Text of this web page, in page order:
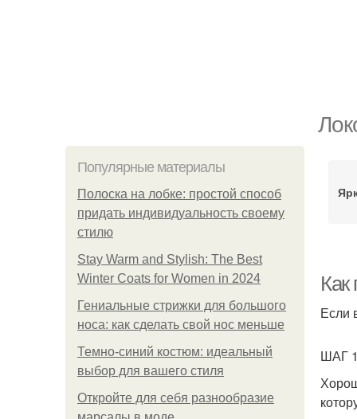
Популярные материалы
Полоска на лобке: простой способ
придать индивидуальность своему
стилю
Stay Warm and Stylish: The Best
Winter Coats for Women in 2024
Гениальные стрижки для большого
носа: как сделать свой нос меньше
Темно-синий костюм: идеальный
выбор для вашего стиля
Откройте для себя разнообразие
Как
Если
ШАГ